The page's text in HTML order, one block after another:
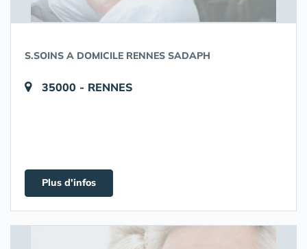
S.SOINS A DOMICILE RENNES SADAPH
35000 - RENNES
Plus d'infos